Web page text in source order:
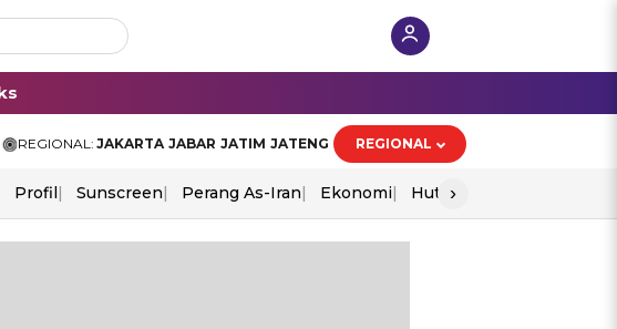
REGIONAL: JAKARTA JABAR JATIM JATENG REGIONAL
Profil Sunscreen Perang As-Iran Ekonomi Hut Ri
›